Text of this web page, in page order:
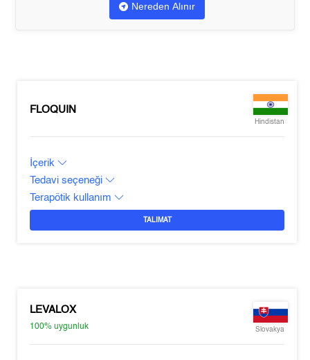
Nereden Alınır
FLOQUIN
Hindistan
İçerik
Tedavi seçeneği
Terapötik kullanım
TALIMAT
LEVALOX
100%uygunluk Slovakya